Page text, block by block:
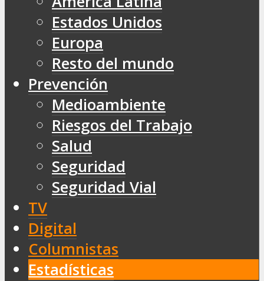
Estados Unidos
Europa
Resto del mundo
Prevención
Medioambiente
Riesgos del Trabajo
Salud
Seguridad
Seguridad Vial
TV
Digital
Columnistas
Estadísticas